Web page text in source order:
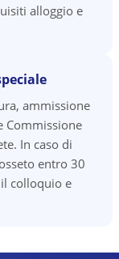
alloggio e
ammissione
Commissione
In caso di
entro 30
colloquio e